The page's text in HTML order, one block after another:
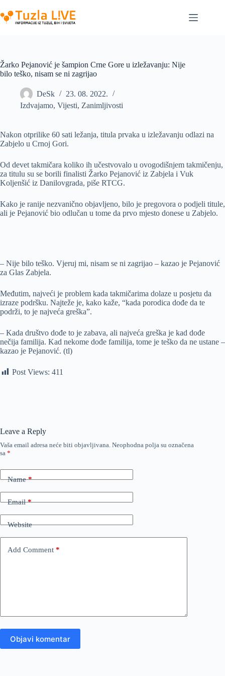
to
content
Žarko Pejanović je šampion Crne Gore u izležavanju: Nije
bilo teško, nisam se ni zagrijao
DeSk
23. 08. 2022.
Izdvajamo, Vijesti, Zanimljivosti
Nakon otprilike 60 sati ležanja, titula prvaka u izležavanju odlazi na
Zabjelo u Crnoj Gori.
Od devet takmičara koliko ih učestvovalo u ovogodišnjem takmičenju,
za titulu su se borili finalisti Žarko Pejanović iz Zabjela i Vuk
Koljenšić iz Danilovgrada, piše RTCG.
Kako je ranije nezvanično objavljeno, bilo je pregovora o podjeli titule,
ali je Pejanović bio odlučan u tome da prvo mjesto donese u Zabjelo.
– Nije bilo teško. Vjeruj mi, nisam se ni zagrijao – kazao je Pejanović
za Glas Zabjela.
Međutim, najveći je problem kada takmičarima dolaze u posjetu da
izraze podršku. Najteže je, kako kaže, “kada porodica dođe da te
podrži, to je najveća greška”.
– Kada društvo dođe to je zabava, ali najveća greška je kad dođe
nečija familija. Kad nekome dođe familija, tome je teško da ne ustane –
kazao je Pejanović. (tl)
Post Views: 411
Leave a Reply
Vaša email adresa neće biti objavljivana. Neophodna polja su označena
sa *
Name*
Email*
Website
Add Comment *
Objavi komentar